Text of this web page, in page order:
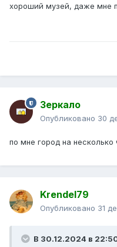
хороший музей, даже мне
Зеркало
Опубликовано 30
по мне город на несколько
Krendel79
Опубликовано 31
В 30.12.2024 в